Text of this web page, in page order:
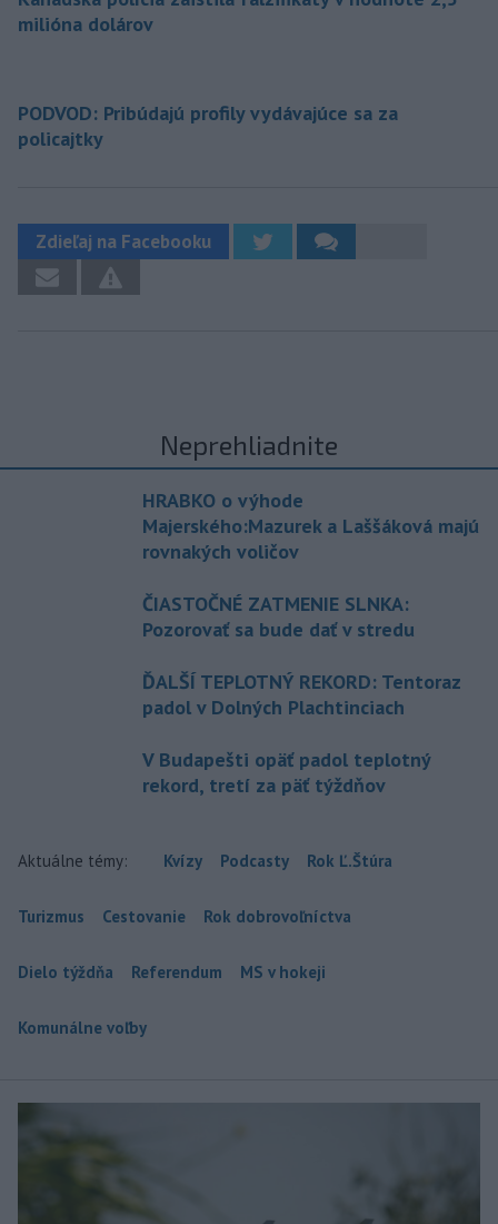
milióna dolárov
PODVOD: Pribúdajú profily vydávajúce sa za
policajtky
Zdieľaj na Facebooku
Neprehliadnite
HRABKO o výhode
Majerského:Mazurek a Laššáková majú
rovnakých voličov
ČIASTOČNÉ ZATMENIE SLNKA:
Pozorovať sa bude dať v stredu
ĎALŠÍ TEPLOTNÝ REKORD: Tentoraz
padol v Dolných Plachtinciach
V Budapešti opäť padol teplotný
rekord, tretí za päť týždňov
Aktuálne témy: Kvízy Podcasty Rok Ľ.Štúra
Turizmus Cestovanie Rok dobrovoľníctva
Dielo týždňa Referendum MS v hokeji
Komunálne voľby